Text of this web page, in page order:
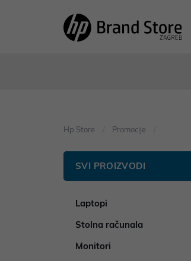
Hp Store Promocije
SVI PROIZVODI
Laptopi
Stolna računala
Monitori